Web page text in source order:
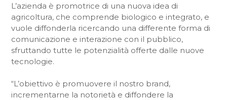
L’azienda è promotrice di una nuova idea di
agricoltura, che comprende biologico e integrato, e
vuole diffonderla ricercando una differente forma di
comunicazione e interazione con il pubblico,
sfruttando tutte le potenzialità offerte dalle nuove
tecnologie.
“L’obiettivo è promuovere il nostro brand,
incrementarne la notorietà e diffondere la